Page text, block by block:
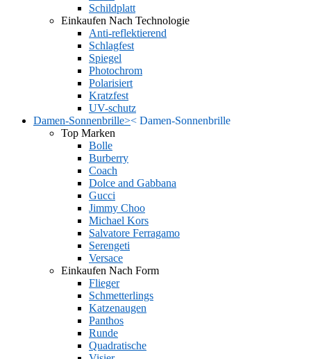
Schildplatt
Einkaufen Nach Technologie
Anti-reflektierend
Schlagfest
Spiegel
Photochrom
Polarisiert
Kratzfest
UV-schutz
Damen-Sonnenbrille>< Damen-Sonnenbrille
Top Marken
Bolle
Burberry
Coach
Dolce and Gabbana
Gucci
Jimmy Choo
Michael Kors
Salvatore Ferragamo
Serengeti
Versace
Einkaufen Nach Form
Flieger
Schmetterlings
Katzenaugen
Panthos
Runde
Quadratische